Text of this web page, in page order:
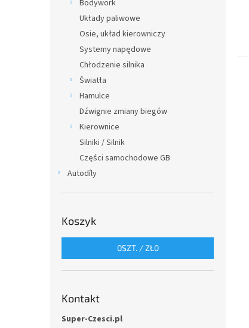
Bodywork
Układy paliwowe
Osie, układ kierowniczy
Systemy napędowe
Chłodzenie silnika
Światła
Hamulce
Dźwignie zmiany biegów
Kierownice
Silniki / Silnik
Części samochodowe GB
Autodíly
Koszyk
0SZT. /ZŁ0
Kontakt
Super-Czesci.pl